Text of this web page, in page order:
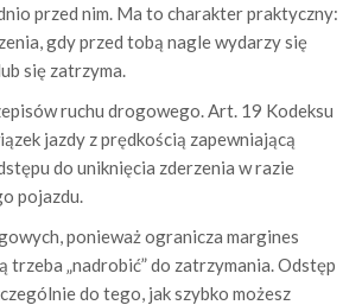
przed nim. Ma to charakter praktyczny:
gdy przed tobą nagle wydarzy się
się zatrzyma.
ruchu drogowego. Art. 19 Kodeksu
jazdy z prędkością zapewniającą
do uniknięcia zderzenia w razie
pojazdu.
ponieważ ogranicza margines
trzeba „nadrobić” do zatrzymania. Odstęp
do tego, jak szybko możesz